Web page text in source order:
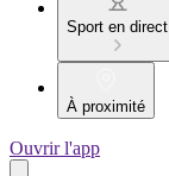
Sport en direct
À proximité
Ouvrir l'app